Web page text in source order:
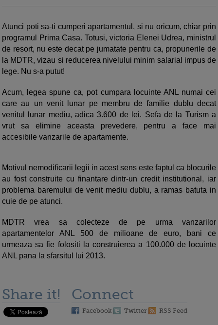
Atunci poti sa-ti cumperi apartamentul, si nu oricum, chiar prin
programul Prima Casa. Totusi, victoria Elenei Udrea, ministrul
de resort, nu este decat pe jumatate pentru ca, propunerile de
la MDTR, vizau si reducerea nivelului minim salarial impus de
lege. Nu s-a putut!
Acum, legea spune ca, pot cumpara locuinte ANL numai cei
care au un venit lunar pe membru de familie dublu decat
venitul lunar mediu, adica 3.600 de lei. Sefa de la Turism a
vrut sa elimine aceasta prevedere, pentru a face mai
accesibile vanzarile de apartamente.
Motivul nemodificarii legii in acest sens este faptul ca blocurile
au fost construite cu finantare dintr-un credit institutional, iar
problema baremului de venit mediu dublu, a ramas batuta in
cuie de pe atunci.
MDTR vrea sa colecteze de pe urma vanzarilor
apartamentelor ANL 500 de milioane de euro, bani ce
urmeaza sa fie folositi la construierea a 100.000 de locuinte
ANL pana la sfarsitul lui 2013.
Share it! Connect
Facebook Twitter RSS Feed